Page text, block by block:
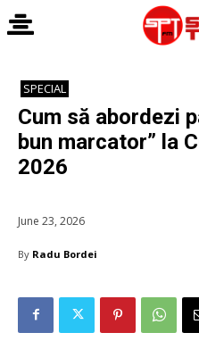
SPECIAL
Cum să abordezi
bun marcator” la
2026
June 23, 2026
By Radu Bordei